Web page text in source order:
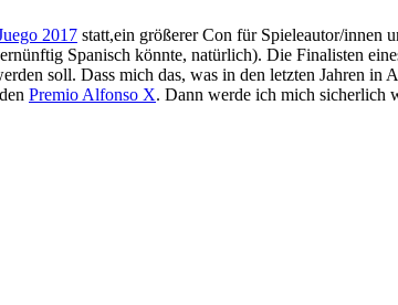
2017 statt,ein größerer Con für Spieleautor/innen
Spanisch könnte, natürlich). Die Finalisten
soll. Dass mich das, was in den letzten Jahren in
Premio Alfonso X. Dann werde ich mich sicherlich